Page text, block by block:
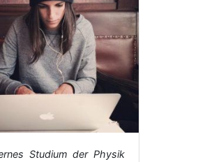
Studium der Physik